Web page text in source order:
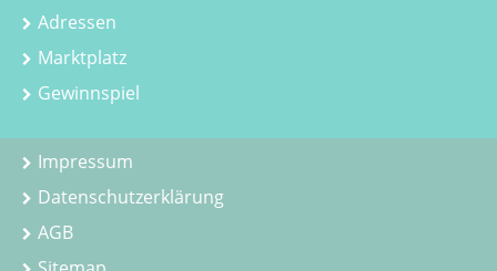
Adressen
Marktplatz
Gewinnspiel
Impressum
Datenschutzerklärung
AGB